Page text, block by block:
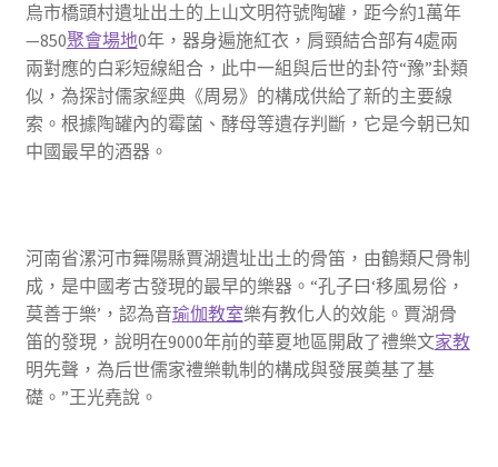
烏市橋頭村遺址出土的上山文明符號陶罐，距今約1萬年
—850聚會場地0年，器身遍施紅衣，肩頸結合部有4處兩
兩對應的白彩短線組合，此中一組與后世的卦符“豫”卦類
似，為探討儒家經典《周易》的構成供給了新的主要線
索。根據陶罐內的霉菌、酵母等遺存判斷，它是今朝已知
中國最早的酒器。
河南省漯河市舞陽縣賈湖遺址出土的骨笛，由鶴類尺骨制
成，是中國考古發現的最早的樂器。“孔子曰‘移風易俗，
莫善于樂’，認為音瑜伽教室樂有教化人的效能。賈湖骨
笛的發現，說明在9000年前的華夏地區開啟了禮樂文家教
明先聲，為后世儒家禮樂軌制的構成與發展奠基了基
礎。”王光堯說。